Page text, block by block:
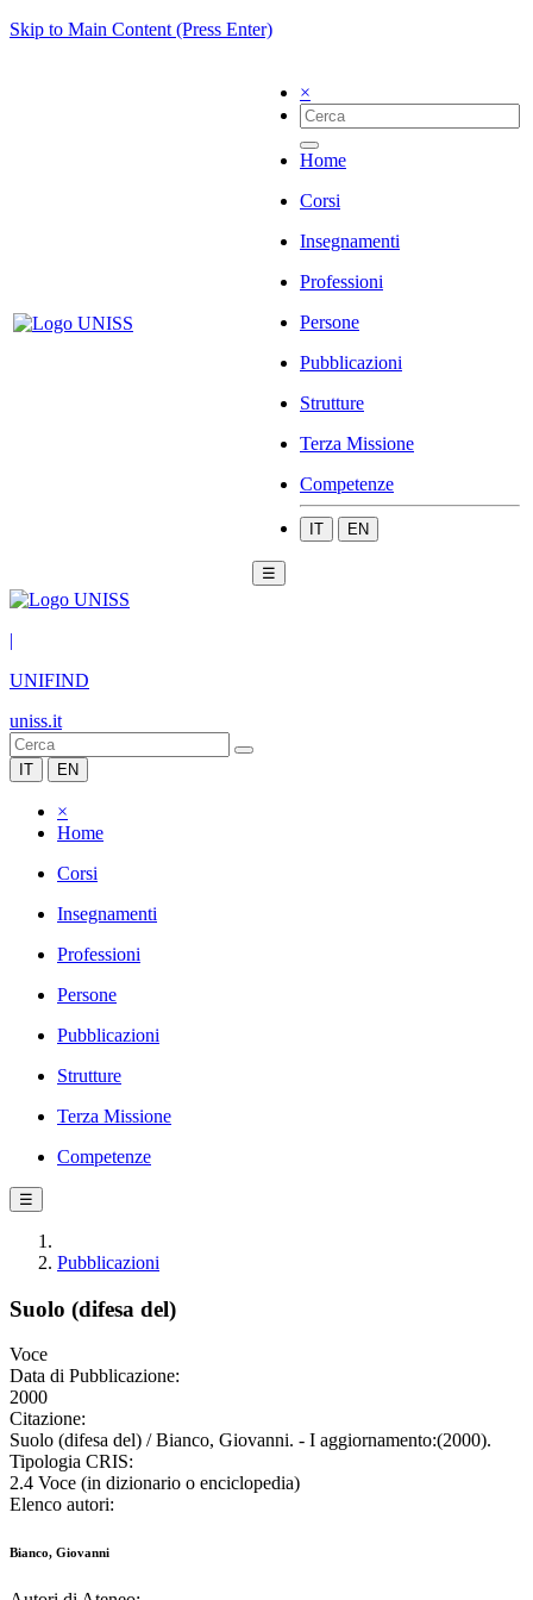
Skip to Main Content (Press Enter)
×
Home
Corsi
Insegnamenti
Professioni
Persone
Pubblicazioni
Strutture
Terza Missione
Competenze
IT EN
☰
|
UNIFIND
uniss.it
IT EN
×
Home
Corsi
Insegnamenti
Professioni
Persone
Pubblicazioni
Strutture
Terza Missione
Competenze
☰
Pubblicazioni
Suolo (difesa del)
Voce
Data di Pubblicazione:
2000
Citazione:
Suolo (difesa del) / Bianco, Giovanni. - I aggiornamento:(2000).
Tipologia CRIS:
2.4 Voce (in dizionario o enciclopedia)
Elenco autori:
Bianco, Giovanni